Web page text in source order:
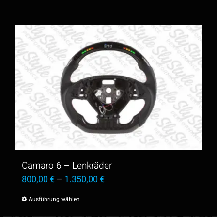
Camaro 6 – Lenkräder
800,00€– 1.350,00€
Ausführung wählen